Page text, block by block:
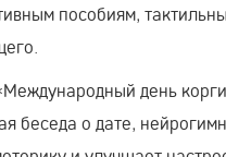
пособиям,
день
беседа о дате,